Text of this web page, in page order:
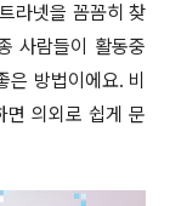
라넷을 꼼꼼히 찾
사람들이 활동중
방법이에요. 비
면 의외로 쉽게 문